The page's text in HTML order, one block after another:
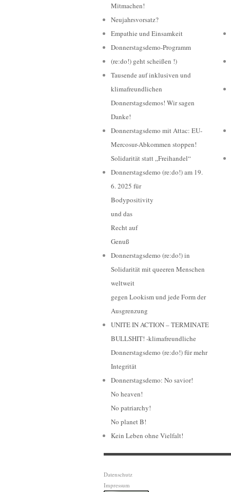
Mitmachen!
Neujahrsvorsatz?
Empathie und Einsamkeit
Donnerstagsdemo-Programm
(re:do!) geht scheißen !)
Tausende auf inklusiven und
klimafreundlichen
Donnerstagsdemos! Wir sagen
Danke!
Donnerstagsdemo mit Attac: EU-
Mercosur-Abkommen stoppen!
Solidarität statt „Freihandel“
Donnerstagsdemo (re:do!) am 19.
6. 2025 für
Bodypositivity
und das
Recht auf
Genuß
Donnerstagsdemo (re:do!) in
Solidarität mit queeren Menschen
weltweit
gegen Lookism und jede Form der
Ausgrenzung
UNITE IN ACTION – TERMINATE
BULLSHIT! -klimafreundliche
Donnerstagsdemo (re:do!) für mehr
Integrität
Donnerstagsdemo: No savior!
No heaven!
No patriarchy!
No planet B!
Kein Leben ohne Vielfalt!
Datenschutz
Impressum